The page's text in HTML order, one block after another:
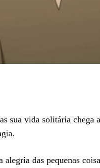
sua vida solitária chega
das pequenas